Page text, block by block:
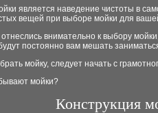
является наведение чистоты в
вещей при выборе мойки для
внимательно к выбору
постоянно вам мешать
мойку, следует начать с
мойки?
Конструкция